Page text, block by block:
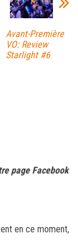
Avant-Première
VO: Review
Starlight #6
page Facebook
en ce moment,